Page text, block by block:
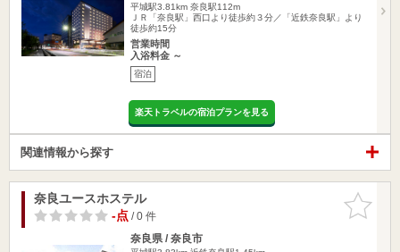
平城駅3.81km 奈良駅112m
ＪＲ「奈良駅」西口より徒歩約３分／「近鉄奈良駅」より
徒歩約15分
営業時間
入浴料金 ～
宿泊
楽天トラベルの宿泊プランを見る
関連情報から探す
お気に入
りに追加
奈良ユースホステル
-点/ 0 件
奈良県 / 奈良市